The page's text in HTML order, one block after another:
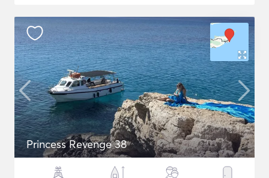
Princess Revenge 38